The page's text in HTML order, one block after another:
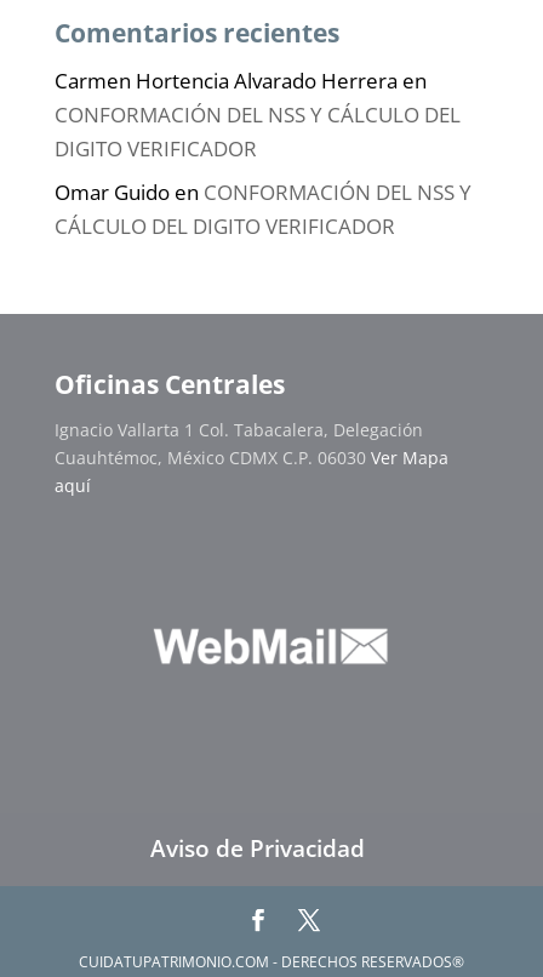
Comentarios recientes
Carmen Hortencia Alvarado Herrera en
CONFORMACIÓN DEL NSS Y CÁLCULO DEL
DIGITO VERIFICADOR
Omar Guidoen CONFORMACIÓN DEL NSS Y
CÁLCULO DEL DIGITO VERIFICADOR
Oficinas Centrales
Ignacio Vallarta 1 Col. Tabacalera, Delegación
Cuauhtémoc, México CDMX C.P. 06030 Ver Mapa
aquí
Aviso de Privacidad
CUIDATUPATRIMONIO.COM - DERECHOS RESERVADOS®